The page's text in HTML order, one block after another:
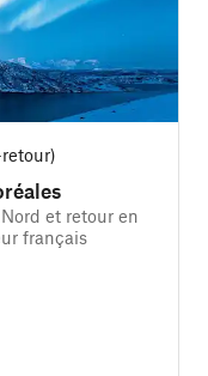
et retour en
français